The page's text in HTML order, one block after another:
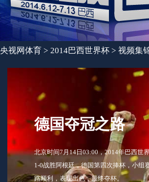
央视网体育 > 2014巴西世界杯 > 视频集
德国夺冠之路
北京时间7月14日03:00，2014年巴西世
1-0战胜阿根廷，德国第四次捧杯，小组
路顺利，表现出色，最终夺杯。